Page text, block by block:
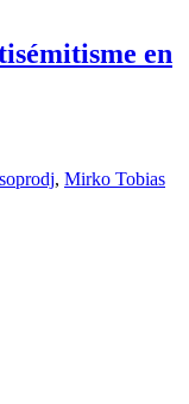
en
, Mirko Tobias